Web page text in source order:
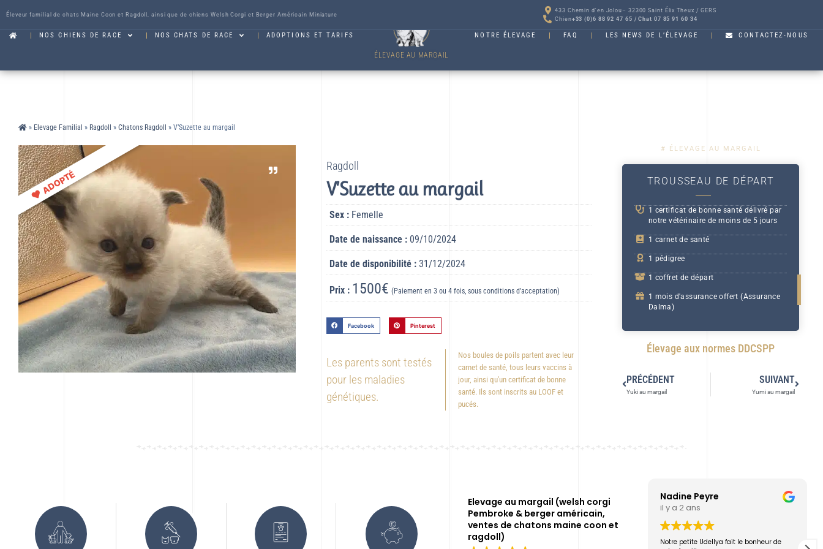
Éleveur familial de chats Maine Coon et Ragdoll, ainsi que de chiens Welsh Corgi et Berger Américain Miniature
433 Chemin d'en Jolou– 32300 Saint Élix Theux / GERS
Chien+33 (0)6 88 92 47 65 / Chat 07 85 91 60 34
NOS CHIENS DE RACE NOS CHATS DE RACE ADOPTIONS ET TARIFS
ÉLEVAGE AU MARGAIL
NOTRE ÉLEVAGE FAQ LES NEWS DE L’ÉLEVAGE CONTACTEZ-NOUS
» Elevage Familial » Ragdoll » Chatons Ragdoll » V’Suzette au margail
ADOPTÉ
Ragdoll
V’Suzette au margail
Sex : Femelle
Date de naissance : 09/10/2024
Date de disponibilité : 31/12/2024
Prix : 1500€ (Paiement en 3 ou 4 fois, sous conditions d’acceptation)
Facebook Pinterest
Les parents sont testés
pour les maladies
génétiques.
Nos boules de poils partent avec leur
carnet de santé, tous leurs vaccins à
jour, ainsi qu'un certificat de bonne
santé. Ils sont inscrits au LOOF et
pucés.
# ÉLEVAGE AU MARGAIL
TROUSSEAU DE DÉPART
1 certificat de bonne santé délivré par
notre vétérinaire de moins de 5 jours
1 carnet de santé
1 pédigree
1 coffret de départ
1 mois d'assurance offert (Assurance
Dalma)
Élevage aux normes DDCSPP
PRÉCÉDENT
Yuki au margail
SUIVANT
Yumi au margail
Elevage au margail (welsh corgi
Pembroke & berger américain,
ventes de chatons maine coon et
ragdoll)
Nadine Peyre
il y a 2 ans
Notre petite Udellya fait le bonheur de